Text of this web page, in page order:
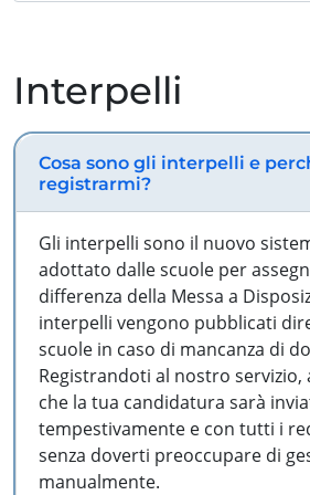
Interpelli
Cosa sono gli interpelli e
registrarmi?
Gli interpelli sono il nuovo
adottato dalle scuole per
differenza della Messa a
interpelli vengono pubblicati
scuole in caso di mancanza di
Registrandoti al nostro servizio,
che la tua candidatura sarà
tempestivamente e con tutti i
senza doverti preoccupare di
manualmente.